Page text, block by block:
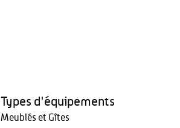
Types d'équipements
Meublés et Gîtes